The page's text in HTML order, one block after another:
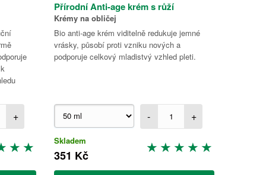
+
Přírodní Anti-age krém s růží
Krémy na obličej
Bio anti-age krém viditelně redukuje jemné
vrásky, působí proti vzniku nových a
podporuje celkový mladistvý vzhled pleti.
- +
Skladem
351 Kč